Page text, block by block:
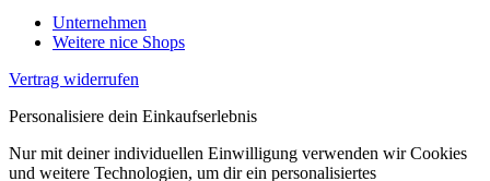
Unternehmen
Weitere nice Shops
Vertrag widerrufen
Personalisiere dein Einkaufserlebnis
Nur mit deiner individuellen Einwilligung verwenden wir Cookies
und weitere Technologien, um dir ein personalisiertes